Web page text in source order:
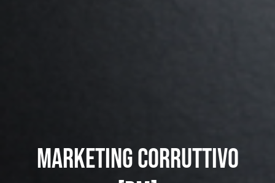
Marketing corruttivo